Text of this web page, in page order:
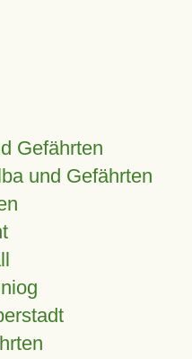
Gefährten
und Gefährten